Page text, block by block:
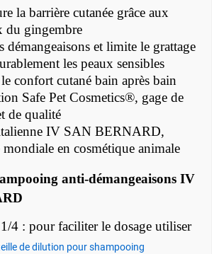
la barrière cutanée grâce aux
du gingembre
démangeaisons et limite le grattage
les peaux sensibles
confort cutané bain après bain
Safe Pet Cosmetics®, gage de
de qualité
IV SAN BERNARD,
mondiale en cosmétique animale
anti-démangeaisons IV
4 : pour faciliter le dosage utiliser
de dilution pour shampooing